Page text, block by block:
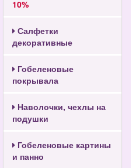
10%
Салфетки
декоративные
Гобеленовые
покрывала
Наволочки, чехлы на
подушки
Гобеленовые картины
и панно